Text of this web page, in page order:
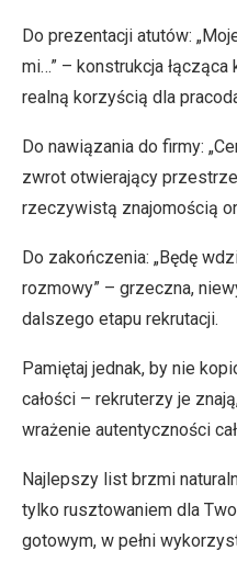
Do prezentacji atutów:
mi…” – konstrukcja
realną korzyścią dla
Do nawiązania do firmy:
zwrot otwierający
rzeczywistą znajomością
Do zakończenia: „Będę
rozmowy” – grzeczna,
dalszego etapu rekrutacji.
Pamiętaj jednak, by nie
całości – rekruterzy je
wrażenie autentyczności
Najlepszy list brzmi
tylko rusztowaniem dla
gotowym, w pełni